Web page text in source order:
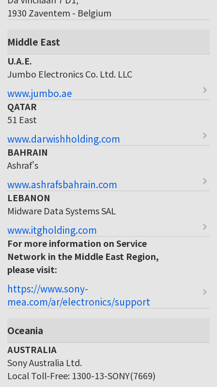
1930 Zaventem - Belgium
Middle East
U.A.E.
Jumbo Electronics Co. Ltd. LLC
www.jumbo.ae
QATAR
51 East
www.darwishholding.com
BAHRAIN
Ashraf's
www.ashrafsbahrain.com
LEBANON
Midware Data Systems SAL
www.itgholding.com
For more information on Service
Network in the Middle East Region,
please visit:
https://www.sony-
mea.com/ar/electronics/support
Oceania
AUSTRALIA
Sony Australia Ltd.
Local Toll-Free: 1300-13-SONY(7669)